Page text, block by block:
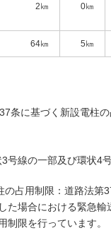
2㎞ 0㎞
64㎞ 5㎞
条に基づく新設電柱の
線の一部及び環状4
占用制限：道路法第
た場合における緊急
限を行っています。